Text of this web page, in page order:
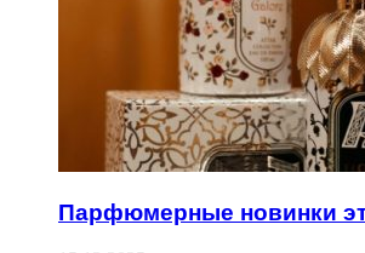
Парфюмерные новинки